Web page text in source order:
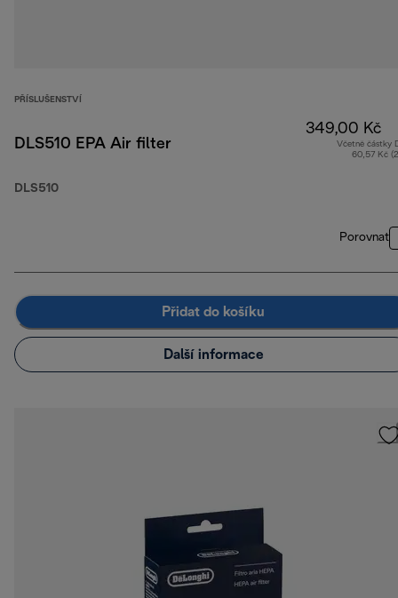
PŘÍSLUŠENSTVÍ
DLS510 EPA Air filter
DLS510
349,00 Kč
Včetně částky
60,57 Kč
Porovnat
Přidat do košíku
Další informace